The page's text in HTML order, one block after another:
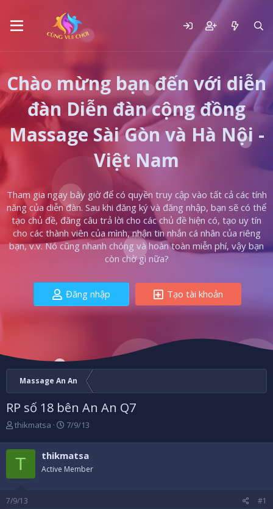
Chào mừng bạn đến với diễn
đàn Diễn đàn cộng đồng
Massage Sài Gòn và Hà Nội -
Việt Nam
Tham gia ngay bây giờ để có quyền truy cập vào tất cả các tính
năng của diễn đàn. Sau khi đăng ký và đăng nhập, bạn sẽ có thể
tạo chủ đề, đăng câu trả lời cho các chủ đề hiện có, tạo uy tín
cho các thành viên của mình, nhận tin nhắn cá nhân của riêng
bạn, v.v. Nó cũng nhanh chóng và hoàn toàn miễn phí, vậy bạn
còn chờ gì nữa?
Đăng nhập Tạo tài khoản
Massage An An
RP số 18 bên An An Q7
B
t
đ
u
thikmatsa
N
à
y
b
7/9/13
T thikmatsa
Active Member
7/9/13 #1